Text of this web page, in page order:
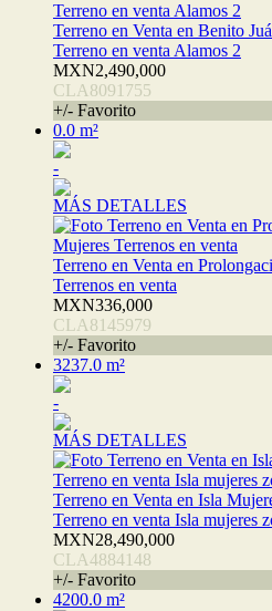
Terreno en Venta en Benito
Terreno en venta Alamos 2
MXN2,490,000
CLA8091755
+/- Favorito
0.0 m²
-
MÁS DETALLES
Terreno en Venta en
Terrenos en venta
MXN336,000
CLA8145979
+/- Favorito
3237.0 m²
-
MÁS DETALLES
Terreno en Venta en Isla
Terreno en venta Isla mujeres
MXN28,490,000
CLA4884148
+/- Favorito
4200.0 m²